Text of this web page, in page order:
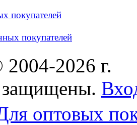
покупателей
покупателей
2026 г.
защищены.
оптовых